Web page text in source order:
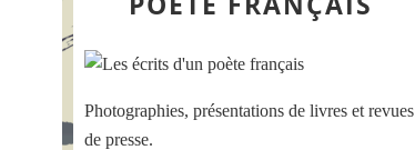
Photographies, présentations de livres et revues
de presse.